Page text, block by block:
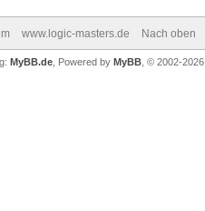
www.logic-masters.de Nach oben
MyBB.de, Powered by MyBB, © 2002-2026